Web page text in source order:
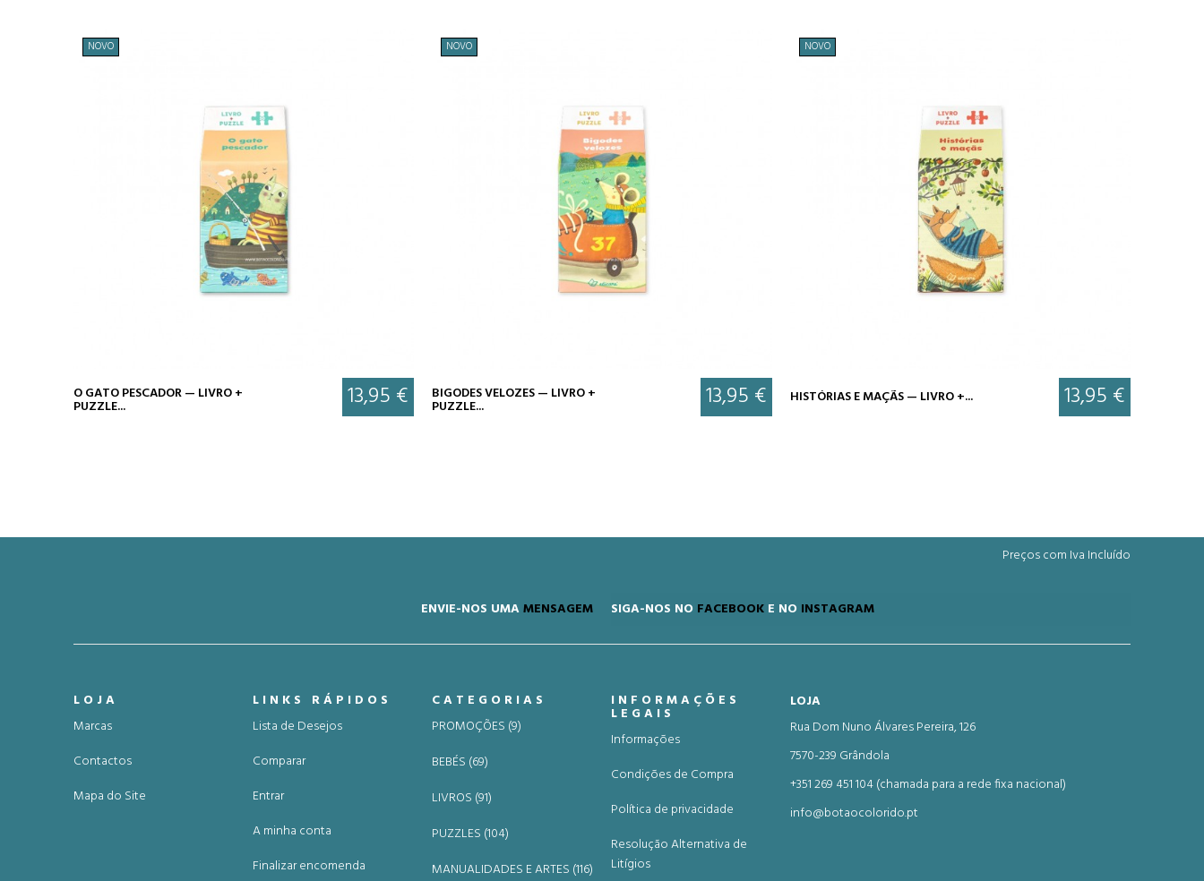
NOVO
O GATO PESCADOR — LIVRO +
PUZZLE... 13,95 €
NOVO
BIGODES VELOZES — LIVRO +
PUZZLE... 13,95 €
NOVO
HISTÓRIAS E MAÇÃS — LIVRO +... 13,95 €
Preços com Iva Incluído
ENVIE-NOS UMAMENSAGEM SIGA-NOS NO FACEBOOK E NO INSTAGRAM
LOJA
Marcas
Contactos
Mapa do Site
LINKS RÁPIDOS
Lista de Desejos
Comparar
Entrar
A minha conta
Finalizar encomenda
CATEGORIAS
PROMOÇÕES (9)
BEBÉS (69)
LIVROS (91)
PUZZLES (104)
MANUALIDADES E ARTES (116)
INFORMAÇÕES
LEGAIS
Informações
Condições de Compra
Política de privacidade
Resolução Alternativa de
Litígios
LOJA
Rua Dom Nuno Álvares Pereira, 126
7570-239 Grândola
+351 269 451 104 (chamada para a rede fixa nacional)
info@botaocolorido.pt